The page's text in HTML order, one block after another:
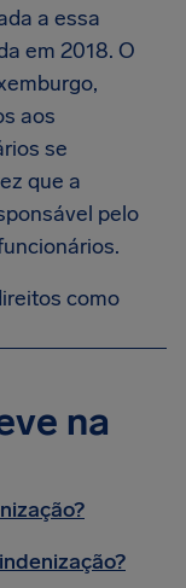
a essa
em 2018. O
aos
se
que a
pelo
como
na